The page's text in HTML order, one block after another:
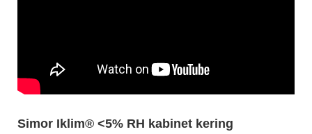
Simor Iklim® <5% RH kabinet kering